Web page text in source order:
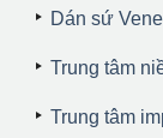
Dán sứ
Trung tâm
Trung tâm